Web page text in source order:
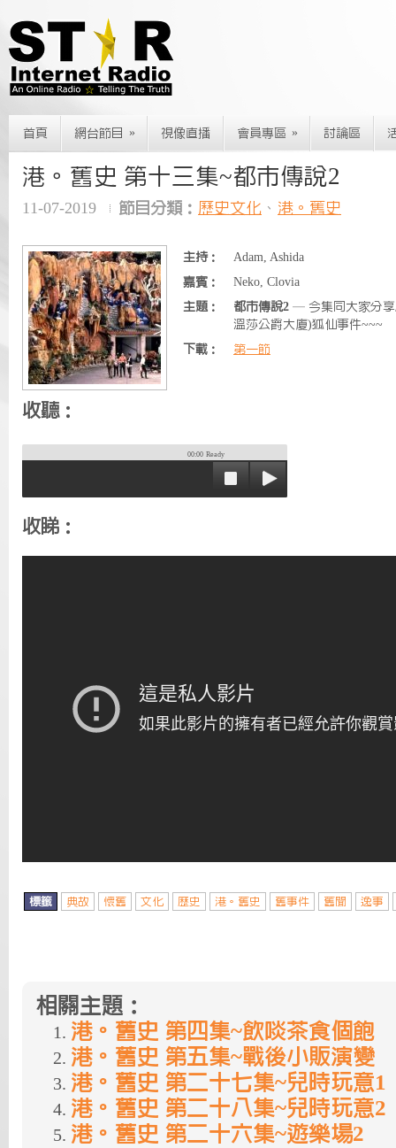
首頁 網台節目 » 視像直播 會員專區 » 討論區
港。舊史 第十三集~都市傳說2
11-07-2019 節目分類： 歷史文化 、 港。舊史
主持：
Adam, Ashida
嘉賓：
Neko, Clovia
主題：
都市傳說2 — 今集同大家分享
溫莎公爵大廈)狐仙事件~~~
下載：
第一節
收聽：
00:00 Ready
收睇：
標籤 典故 懷舊 文化 歷史 港。舊史 舊事件 舊聞 逸事
相關主題：
港。舊史 第四集~飲啖茶食個飽
港。舊史 第五集~戰後小販演變
港。舊史 第二十七集~兒時玩意1
港。舊史 第二十八集~兒時玩意2
港。舊史 第二十六集~遊樂場2